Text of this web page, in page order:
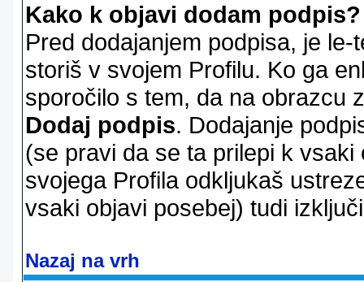
Kako k objavi dodam podpis?
Pred dodajanjem podpisa, je
storiš v svojem Profilu. Ko ga
sporočilo s tem, da na obrazcu
Dodaj podpis. Dodajanje
(se pravi da se ta prilepi k
svojega Profila odkljukaš
vsaki objavi posebej) tudi
Nazaj na vrh